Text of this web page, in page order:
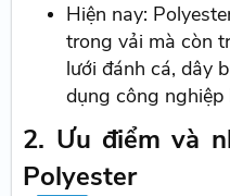
Hiện nay:
trong vải mà còn
lưới đánh cá, dây
dụng công nghiệp
2. Ưu điểm và
Polyester